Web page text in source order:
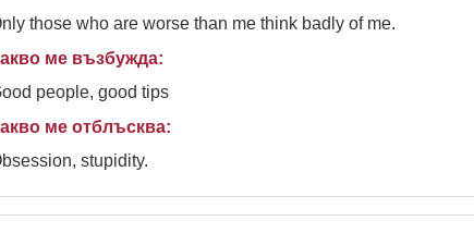
those who are worse than me think badly of me.
ме възбужда:
people, good tips
ме отблъсква:
stupidity.